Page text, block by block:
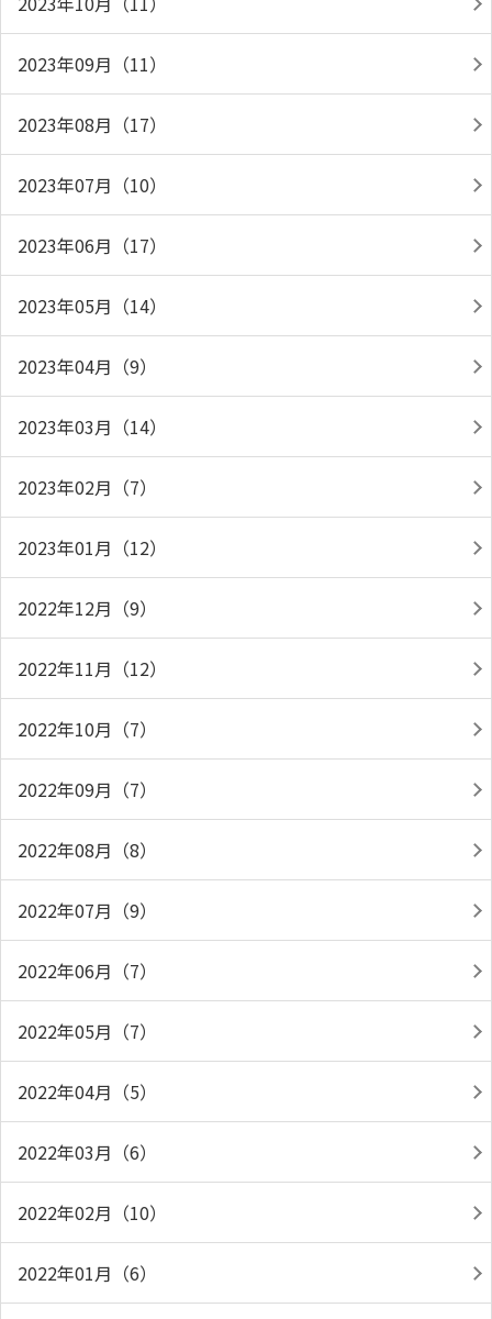
2023年09月（11）
2023年08月（17）
2023年07月（10）
2023年06月（17）
2023年05月（14）
2023年04月（9）
2023年03月（14）
2023年02月（7）
2023年01月（12）
2022年12月（9）
2022年11月（12）
2022年10月（7）
2022年09月（7）
2022年08月（8）
2022年07月（9）
2022年06月（7）
2022年05月（7）
2022年04月（5）
2022年03月（6）
2022年02月（10）
2022年01月（6）